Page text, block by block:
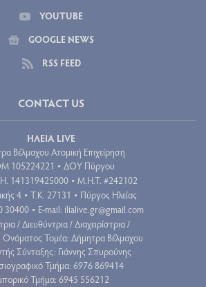
YOUTUBE
GOOGLE NEWS
RSS FEED
CONTACT US
ΗΛΕΙΑ LIVE
Βέλμαχου Ατομική Επιχείρηση
105224221 • ΔΟΥ Πύργου
141319425000 • Μ.Η.Τ. #242102
4 • Τ.Κ. 27131 • Πύργος Ηλείας
30400 • E-mail: ilialive.gr@gmail.com
/ Διευθύντρια / Διαχειρίστρια /
Ονόματος Τομέα: Δήμητρα Βέλμαχου
Σύνταξης: Γιάννης Σπυρούνης
Τμήμα: 6976 869414
Τμήμα: 6945 556212